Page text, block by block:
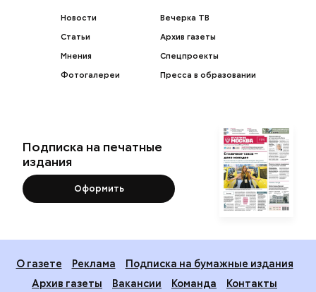
Новости
Статьи
Мнения
Фотогалереи
Вечерка ТВ
Архив газеты
Спецпроекты
Пресса в образовании
Подписка на печатные
издания
Оформить
О газете Реклама
Подписка на бумажные издания
Архив газеты
Вакансии Команда
Контакты